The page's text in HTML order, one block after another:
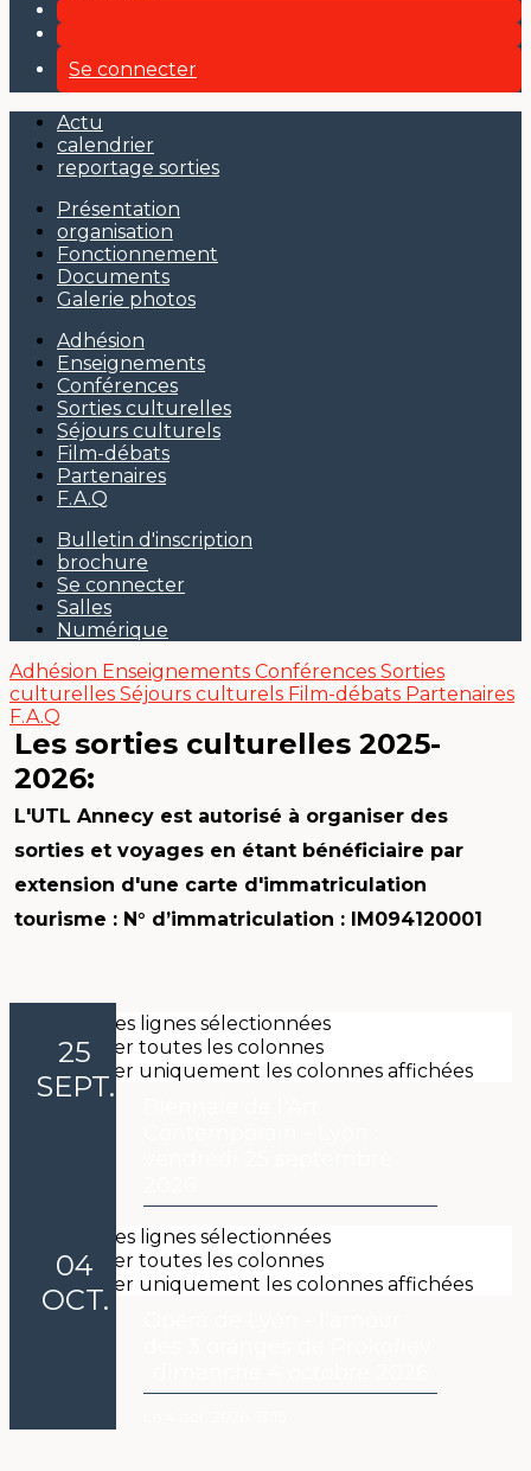
Se connecter
Actu
calendrier
reportage sorties
Présentation
organisation
Fonctionnement
Documents
Galerie photos
Adhésion
Enseignements
Conférences
Sorties culturelles
Séjours culturels
Film-débats
Partenaires
F.A.Q
Bulletin d'inscription
brochure
Se connecter
Salles
Numérique
Adhésion Enseignements Conférences Sorties
culturelles Séjours culturels Film-débats Partenaires
F.A.Q
Les sorties culturelles 2025-
2026:
L'UTL Annecy est autorisé à organiser des
sorties et voyages en étant bénéficiaire par
extension d'une carte d'immatriculation
tourisme : N° d’immatriculation : IM094120001